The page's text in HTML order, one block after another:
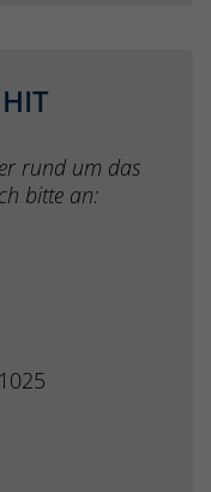
rund um das
bitte an: